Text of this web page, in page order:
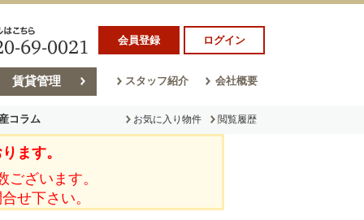
会員登録 ログイン
賃貸管理 スタッフ紹介 会社概要
コラム
ム
お気に入り物件 閲覧履歴
ます。
ざいます。
せ下さい。